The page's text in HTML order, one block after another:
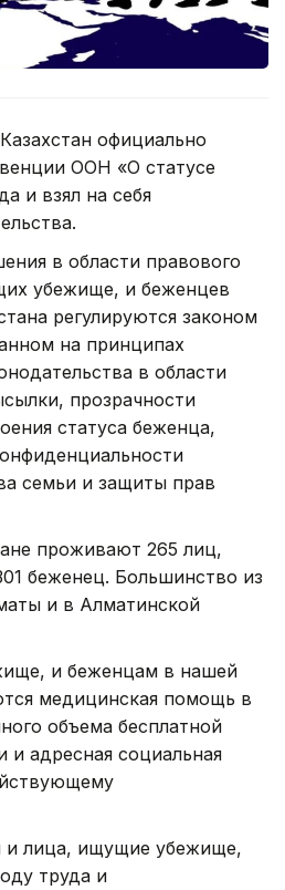
официально
ООН «О статусе
и взял на себя
в области правового
убежище, и беженцев
регулируются законом
на принципах
в области
прозрачности
статуса беженца,
семьи и защиты прав
проживают 265 лиц,
беженец. Большинство из
и в Алматинской
и беженцам в нашей
медицинская помощь в
объема бесплатной
адресная социальная
и лица, ищущие убежище,
труда и